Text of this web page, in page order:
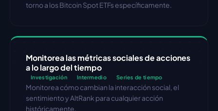
torno a los Bitcoin Spot ETFs específicamente.
Monitorea las métricas sociales de acciones
a lo largo del tiempo
Investigación Intermedio Series de tiempo
Monitorea cómo cambian la interacción social, el
sentimiento y AltRank para cualquier acción
históricamente.